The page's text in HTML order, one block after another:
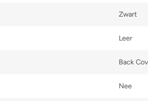
Zwart
Leer
Back
Nee